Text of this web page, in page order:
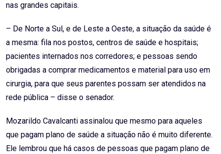
nas grandes capitais.
– De Norte a Sul, e de Leste a Oeste, a situação da saúde é
a mesma: fila nos postos, centros de saúde e hospitais;
pacientes internados nos corredores; e pessoas sendo
obrigadas a comprar medicamentos e material para uso em
cirurgia, para que seus parentes possam ser atendidos na
rede pública – disse o senador.
Mozarildo Cavalcanti assinalou que mesmo para aqueles
que pagam plano de saúde a situação não é muito diferente.
Ele lembrou que há casos de pessoas que pagam plano de